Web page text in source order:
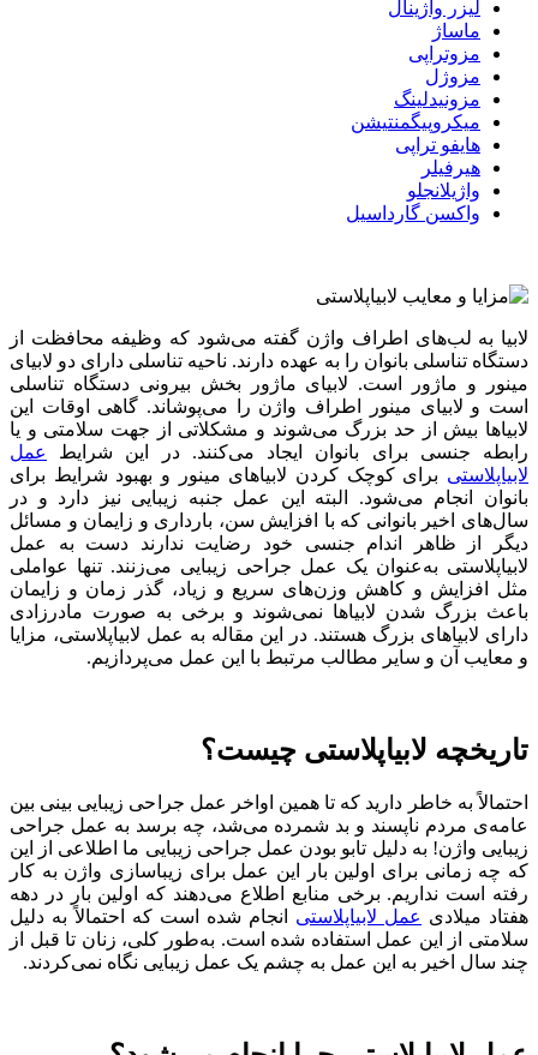
لیزر واژینال
ماساژ
مزوتراپی
مزوژل
مزونیدلینگ
میکروپیگمنتیشن
هایفو تراپی
هیرفیلر
واژیلانجلو
واکسن گارداسیل
لابیا به لب‌های اطراف واژن گفته می‌شود که وظیفه محافظت از
دستگاه تناسلی بانوان را به عهده دارند. ناحیه تناسلی دارای دو لابیای
مینور و ماژور است. لابیای ماژور بخش بیرونی دستگاه تناسلی
است و لابیای مینور اطراف واژن را می‌پوشاند. گاهی اوقات این
لابیاها بیش از حد بزرگ می‌شوند و مشکلاتی از جهت سلامتی و یا
رابطه جنسی برای بانوان ایجاد می‌کنند. در این شرایط
عمل
لابیاپلاستی برای کوچک کردن لابیاهای مینور و بهبود شرایط برای
بانوان انجام می‌شود. البته این عمل جنبه زیبایی نیز دارد و در
سال‌های اخیر بانوانی که با افزایش سن، بارداری و زایمان و مسائل
دیگر از ظاهر اندام جنسی خود رضایت ندارند دست به عمل
لابیاپلاستی به‌عنوان یک عمل جراحی زیبایی می‌زنند. تنها عواملی
مثل افزایش و کاهش وزن‌های سریع و زیاد، گذر زمان و زایمان
باعث بزرگ شدن لابیاها نمی‌شوند و برخی به صورت مادرزادی
دارای لابیاهای بزرگ هستند. در این مقاله به عمل لابیاپلاستی، مزایا
و معایب آن و سایر مطالب مرتبط با این عمل می‌پردازیم.
تاریخچه لابیاپلاستی چیست؟
احتمالاً به خاطر دارید که تا همین اواخر عمل جراحی زیبایی بینی بین
عامه‌ی مردم ناپسند و بد شمرده می‌شد، چه برسد به عمل جراحی
زیبایی واژن! به دلیل تابو بودن عمل جراحی زیبایی ما اطلاعی از این
که چه زمانی برای اولین بار این عمل برای زیباسازی واژن به کار
رفته است نداریم. برخی منابع اطلاع می‌دهند که اولین بار در دهه
هفتاد میلادی عمل لابیاپلاستی انجام شده است که احتمالاً به دلیل
سلامتی از این عمل استفاده شده است. به‌طور کلی، زنان تا قبل از
چند سال اخیر به این عمل به چشم یک عمل زیبایی نگاه نمی‌کردند.